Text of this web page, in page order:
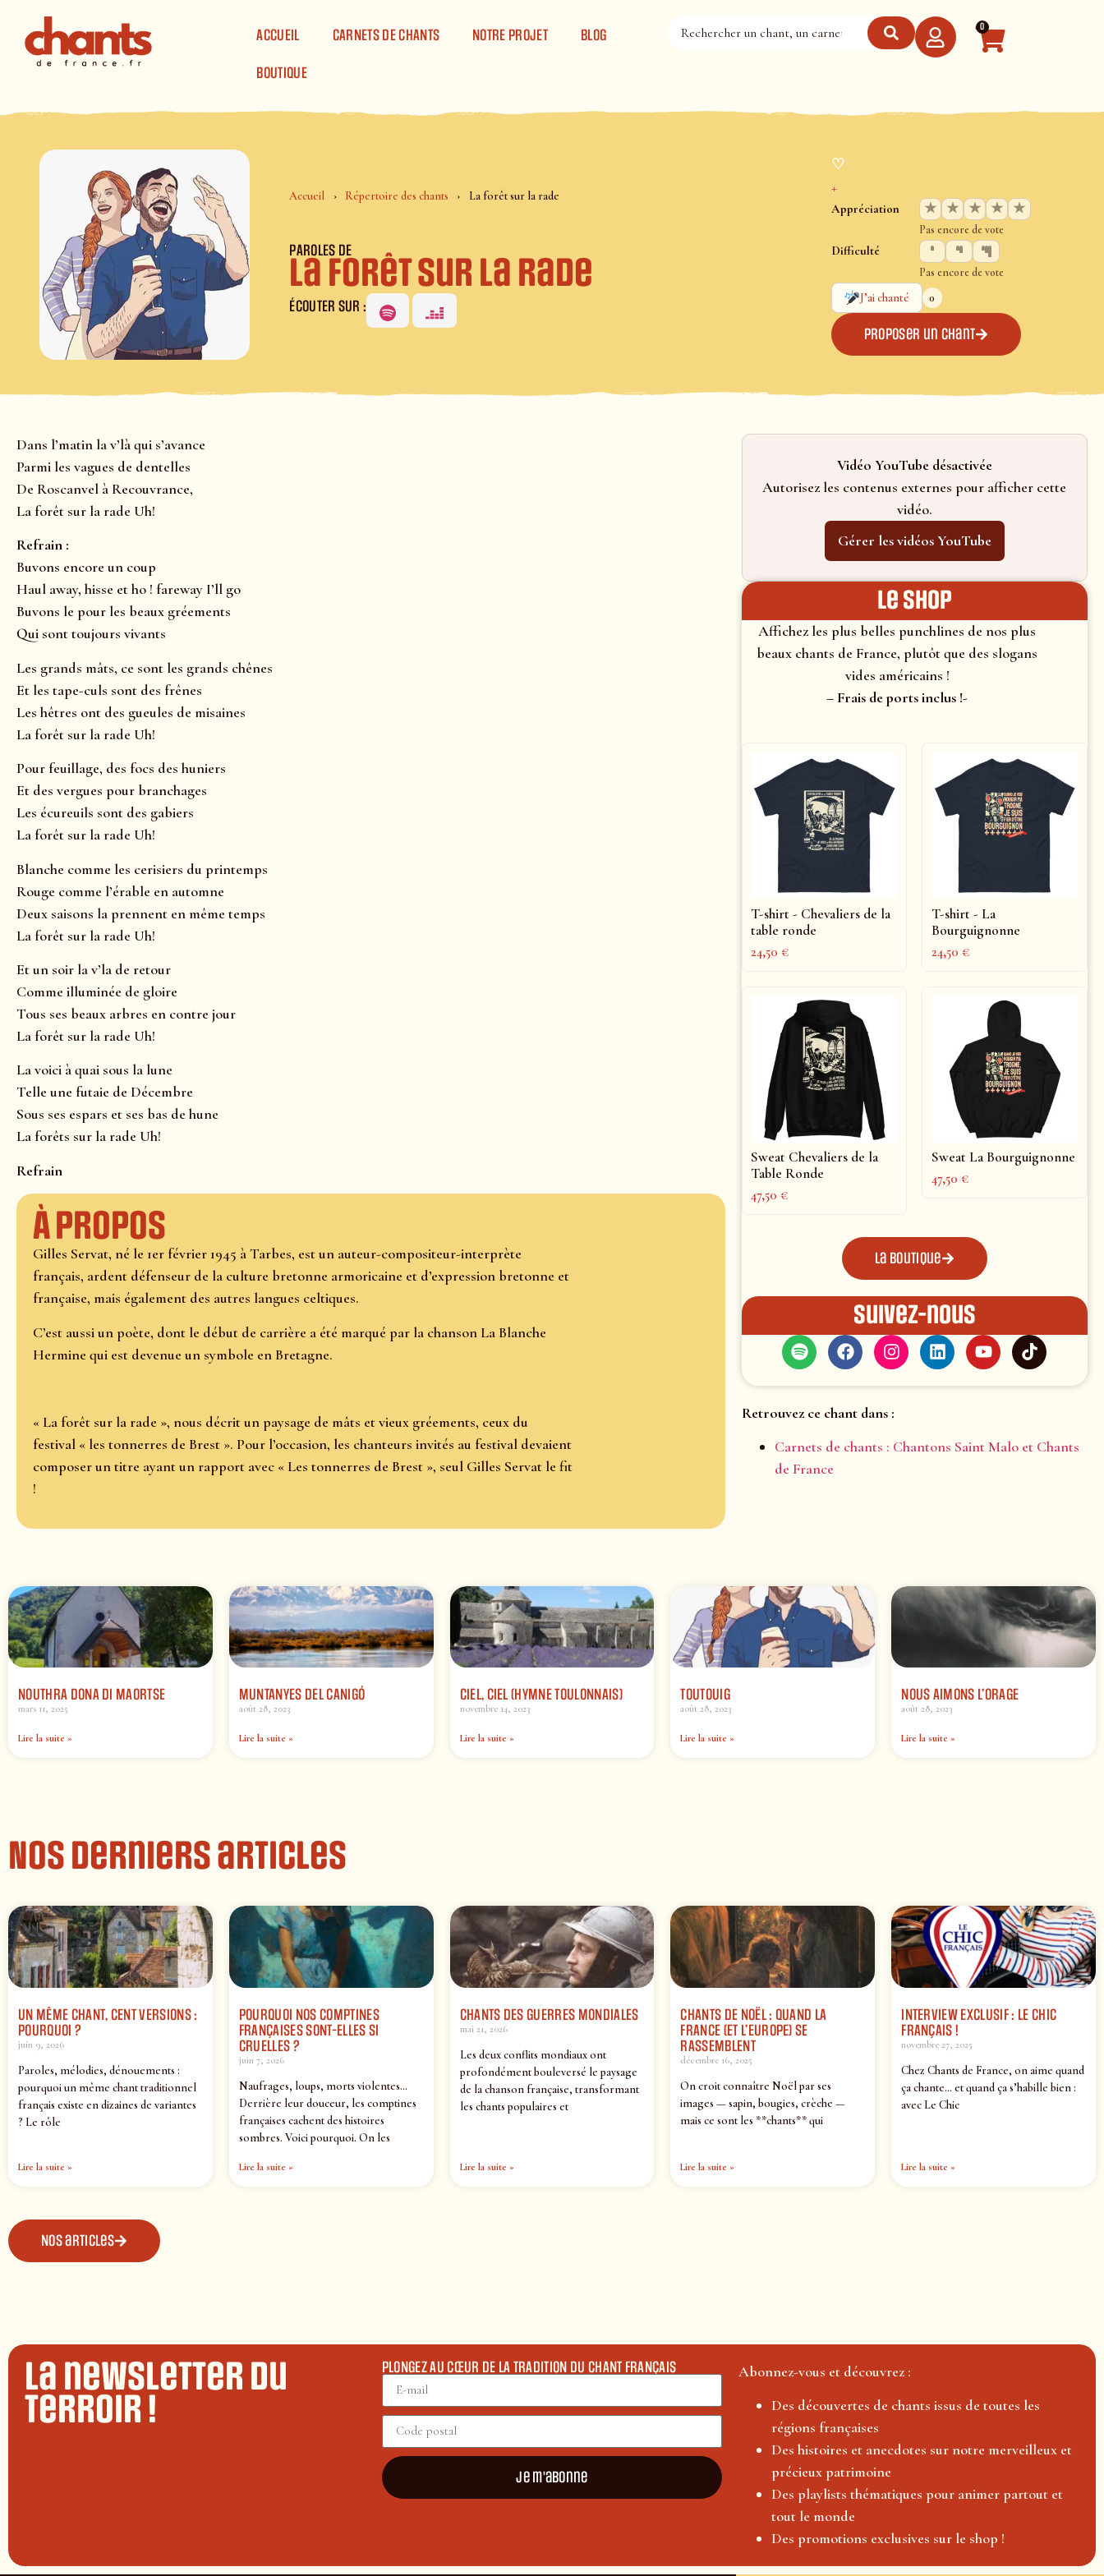
ACCUEIL
CARNETS DE CHANTS NOTRE PROJET BLOG
BOUTIQUE
0
Accueil Répertoire des chants La forêt sur la rade
PAROLES DE
La forêt sur la rade
ÉCOUTER SUR :
♡
+
Appréciation ★ ★ ★ ★ ★
Pas encore de vote
Difficulté
Pas encore de vote
J’ai chanté
0
Proposer un chant
Dans l’matin la v’là qui s’avance
Parmi les vagues de dentelles
De Roscanvel à Recouvrance,
La forêt sur la rade Uh!
Refrain :
Buvons encore un coup
Haul away, hisse et ho ! fareway I’ll go
Buvons le pour les beaux gréements
Qui sont toujours vivants
Les grands mâts, ce sont les grands chênes
Et les tape-culs sont des frênes
Les hêtres ont des gueules de misaines
La forêt sur la rade Uh!
Pour feuillage, des focs des huniers
Et des vergues pour branchages
Les écureuils sont des gabiers
La forêt sur la rade Uh!
Blanche comme les cerisiers du printemps
Rouge comme l’érable en automne
Deux saisons la prennent en même temps
La forêt sur la rade Uh!
Et un soir la v’la de retour
Comme illuminée de gloire
Tous ses beaux arbres en contre jour
La forêt sur la rade Uh!
La voici à quai sous la lune
Telle une futaie de Décembre
Sous ses espars et ses bas de hune
La forêts sur la rade Uh!
Refrain
À propos
Gilles Servat, né le 1er février 1945 à Tarbes, est un auteur-compositeur-interprète
français, ardent défenseur de la culture bretonne armoricaine et d’expression bretonne et
française, mais également des autres langues celtiques.
C’est aussi un poète, dont le début de carrière a été marqué par la chanson La Blanche
Hermine qui est devenue un symbole en Bretagne.
« La forêt sur la rade », nous décrit un paysage de mâts et vieux gréements, ceux du
festival « les tonnerres de Brest ». Pour l’occasion, les chanteurs invités au festival devaient
composer un titre ayant un rapport avec « Les tonnerres de Brest », seul Gilles Servat le fit
!
Vidéo YouTube désactivée
Autorisez les contenus externes pour afficher cette
vidéo.
Gérer les vidéos YouTube
le shop
Affichez les plus belles punchlines de nos plus
beaux chants de France, plutôt que des slogans
vides américains !
– Frais de ports inclus !-
T-shirt - Chevaliers de la
table ronde
24,50€
T-shirt - La
Bourguignonne
24,50€
Sweat Chevaliers de la
Table Ronde
47,50€
Sweat La Bourguignonne
47,50€
La boutique
Suivez-nous
Retrouvez ce chant dans :
Carnets de chants : Chantons Saint Malo et Chants
de France
NOUTHRA DONA DI MAORTSE
mars 11, 2025
Lire la suite »
MUNTANYES DEL CANIGÓ
août 28, 2023
Lire la suite »
CIEL, CIEL (HYMNE TOULONNAIS)
novembre 14, 2023
Lire la suite »
TOUTOUIG
août 28, 2023
Lire la suite »
NOUS AIMONS L’ORAGE
août 28, 2023
Lire la suite »
Nos derniers articles
UN MÊME CHANT, CENT VERSIONS :
POURQUOI ?
juin 9, 2026
Paroles, mélodies, dénouements :
pourquoi un même chant traditionnel
français existe en dizaines de variantes
? Le rôle
Lire la suite »
POURQUOI NOS COMPTINES
FRANÇAISES SONT-ELLES SI
CRUELLES ?
juin 7, 2026
Naufrages, loups, morts violentes…
Derrière leur douceur, les comptines
françaises cachent des histoires
sombres. Voici pourquoi. On les
Lire la suite »
CHANTS DES GUERRES MONDIALES
mai 21, 2026
Les deux conflits mondiaux ont
profondément bouleversé le paysage
de la chanson française, transformant
les chants populaires et
Lire la suite »
CHANTS DE NOËL : QUAND LA
FRANCE (ET L’EUROPE) SE
RASSEMBLENT
décembre 16, 2025
On croit connaître Noël par ses
images — sapin, bougies, crèche —
mais ce sont les **chants** qui
Lire la suite »
INTERVIEW EXCLUSIF : LE CHIC
FRANÇAIS !
novembre 27, 2025
Chez Chants de France, on aime quand
ça chante… et quand ça s’habille bien :
avec Le Chic
Lire la suite »
Nos articles
La newsletter du
terroir !
PLONGEZ AU CŒUR DE LA TRADITION DU CHANT FRANÇAIS
Je m'abonne
Abonnez-vous et découvrez :
Des découvertes de chants issus de toutes les
régions françaises
Des histoires et anecdotes sur notre merveilleux et
précieux patrimoine
Des playlists thématiques pour animer partout et
tout le monde
Des promotions exclusives sur le shop !